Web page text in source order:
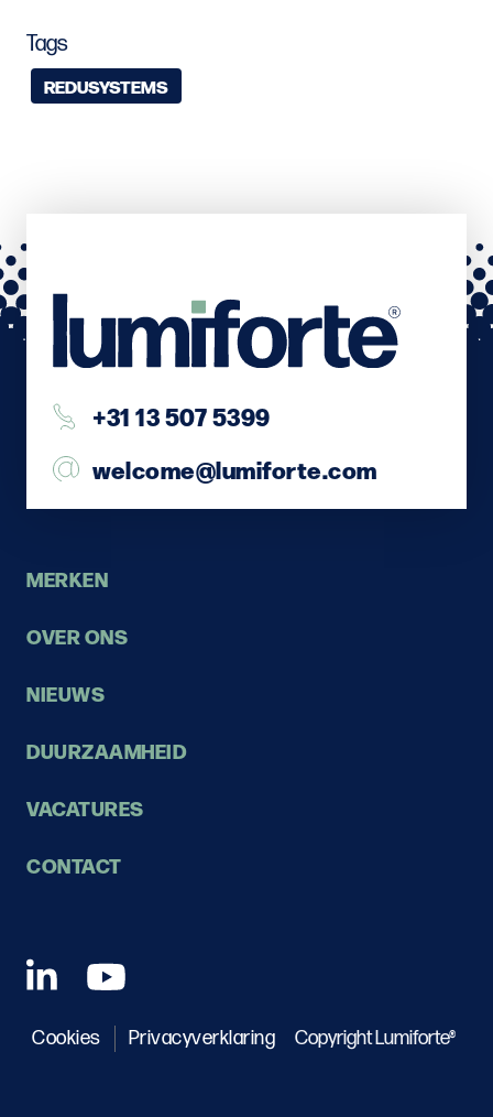
Tags
REDUSYSTEMS
+31 13 507 5399
welcome@lumiforte.com
MERKEN
OVER ONS
NIEUWS
DUURZAAMHEID
VACATURES
CONTACT
Cookies Privacyverklaring Copyright Lumiforte®